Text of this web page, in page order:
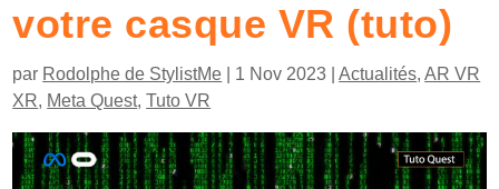
votre casque VR (tuto)
par Rodolphe de StylistMe 1 Nov 2023 |Actualités,AR VR
XR, Meta Quest,Tuto VR